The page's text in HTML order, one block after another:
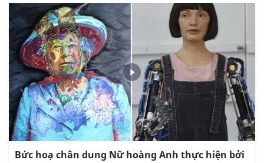
Bức hoạ chân dung Nữ hoàng Anh thực hiện bởi